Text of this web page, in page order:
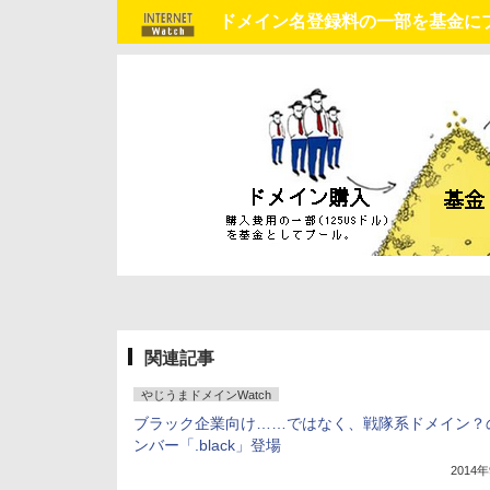
ドメイン名登録料の一部を基金
関連記事
やじうまドメインWatch
ブラック企業向け……ではなく、戦隊系ドメイン？
ンバー「.black」登場
2014